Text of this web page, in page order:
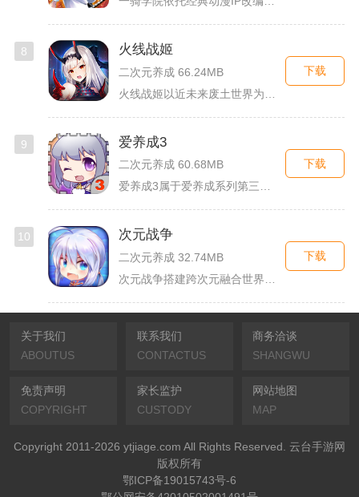
8 火线战姬
二次元养成 66.24MB
下载
9 爱养成3
二次元养成 60.68MB
爱养成3属于爱养成系列第三部单机模拟养成手游，故事依托天使堕...
下载
10 次元战争
二次元养成 32.74MB
次元战争搭建跨次元融合世界观，玩家作为次元调停者穿梭破碎平行...
下载
关于我们
ABOUTUS
联系我们
CONTACTUS
商务洽谈
SHANGWU
免责声明
COPYRIGHT
家长监护
CUSTODY
网站地图
MAP
Copyright 2011-2026 ytjiage.com All Rights Reserved. 云台手游网
版权所有
鄂ICP备19015743号-6